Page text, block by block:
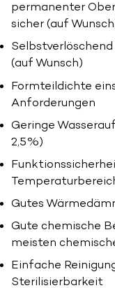
permanenter
sicher (auf
(auf Wunsch)
Formteildichte
Anforderungen
Geringe
2,5%)
Gutes
Gute chemische
meisten
Einfache
Sterilisierbarkeit